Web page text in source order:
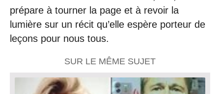
prépare à tourner la page et à revoir la
lumière sur un récit qu’elle espère porteur de
leçons pour nous tous.
SUR LE MÊME SUJET